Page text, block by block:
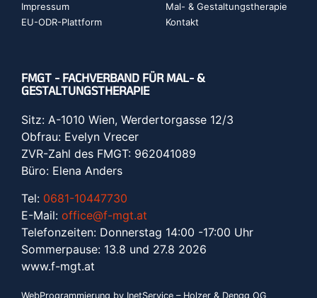
Impressum
EU-ODR-Plattform
Mal- & Gestaltungstherapie
Kontakt
FMGT - FACHVERBAND FÜR MAL- &
GESTALTUNGSTHERAPIE
Sitz: A-1010 Wien, Werdertorgasse 12/3
Obfrau: Evelyn Vrecer
ZVR-Zahl des FMGT: 962041089
Büro: Elena Anders
Tel: 0681-10447730
E-Mail: office@f-mgt.at
Telefonzeiten: Donnerstag 14:00 -17:00 Uhr
Sommerpause: 13.8 und 27.8 2026
www.f-mgt.at
WebProgrammierung by InetService – Holzer & Dengg OG